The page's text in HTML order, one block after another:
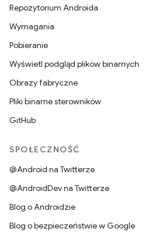
Repozytorium Androida
Wymagania
Pobieranie
Wyświetl podgląd plików binarnych
Obrazy fabryczne
Pliki binarne sterowników
GitHub
SPOŁECZNOŚĆ
@Android na Twitterze
@AndroidDev na Twitterze
Blog o Androidzie
Blog o bezpieczeństwie w Google